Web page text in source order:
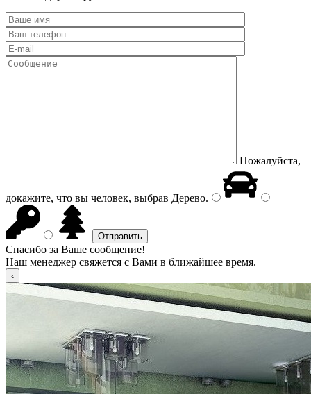
Пожалуйста,
докажите, что вы человек, выбрав Дерево.
Спасибо за Ваше сообщение!
Наш менеджер свяжется с Вами в ближайшее время.